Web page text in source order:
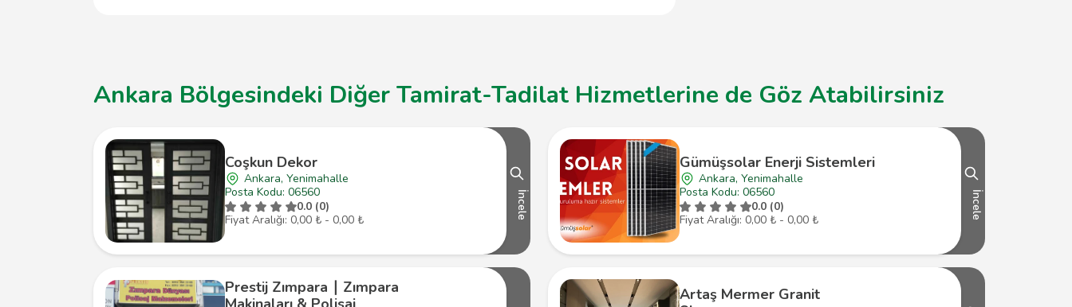
Ankara Bölgesindeki Diğer Tamirat-Tadilat Hizmetlerine de Göz Atabilirsiniz
Coşkun Dekor
Ankara, Yenimahalle
Posta Kodu: 06560
0.0 (0)
Fiyat Aralığı: 0,00 ₺ - 0,00 ₺
İncele
Gümüşsolar Enerji Sistemleri
Ankara, Yenimahalle
Posta Kodu: 06560
0.0 (0)
Fiyat Aralığı: 0,00 ₺ - 0,00 ₺
İncele
Prestij Zımpara ∣ Zımpara
Artaş Mermer Granit